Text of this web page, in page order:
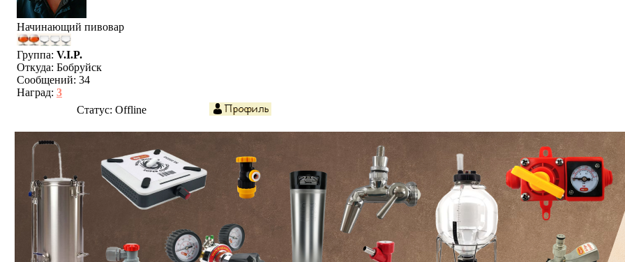
Начинающий пивовар
Группа: V.I.P.
Откуда: Бобруйск
Сообщений: 34
Наград: 3
Статус: Offline